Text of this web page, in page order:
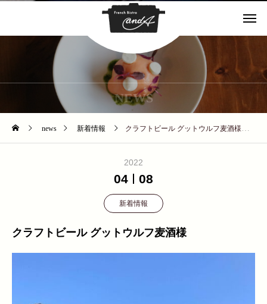
NEWS
news 新着情報 クラフトビール グットウルフ麦酒様
2022
04 08
新着情報
クラフトビール グットウルフ麦酒様